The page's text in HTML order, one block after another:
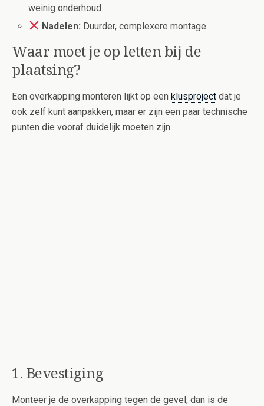
weinig onderhoud
Nadelen: Duurder, complexere montage
Waar moet je op letten bij de
plaatsing?
Een overkapping monteren lijkt op een klusproject dat je
ook zelf kunt aanpakken, maar er zijn een paar technische
punten die vooraf duidelijk moeten zijn.
1. Bevestiging
Monteer je de overkapping tegen de gevel, dan is de